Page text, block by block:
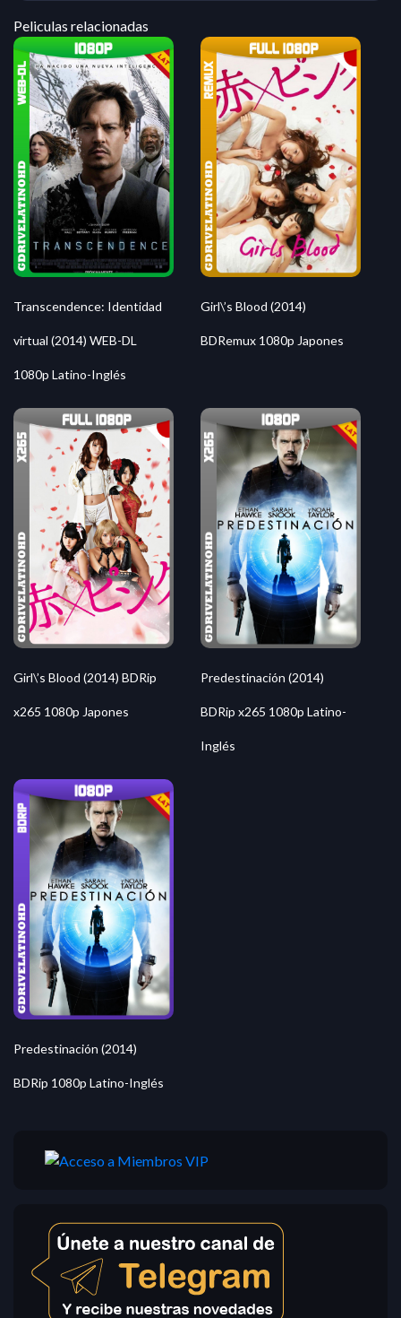
Peliculas relacionadas
Transcendence: Identidad
virtual (2014) WEB-DL
1080p Latino-Inglés
Girl\’s Blood (2014)
BDRemux 1080p Japones
Girl\’s Blood (2014) BDRip
x265 1080p Japones
Predestinación (2014)
BDRip x265 1080p Latino-
Inglés
Predestinación (2014)
BDRip 1080p Latino-Inglés